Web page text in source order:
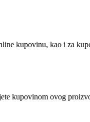
kupovinu, kao i za
kupovinom ovog